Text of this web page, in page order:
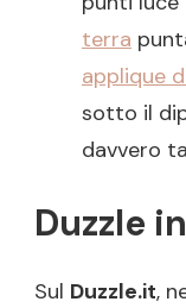
terra
applique
sotto il
davvero
Duzzle
Sul Duzzle.it,